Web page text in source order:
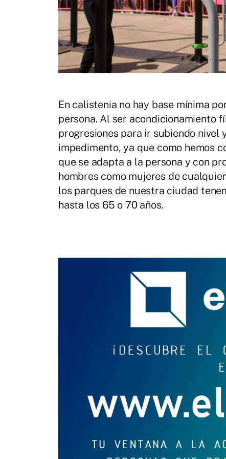
En calistenia no hay base mínima
persona. Al ser acondicionamiento
progresiones para ir subiendo nivel
impedimento, ya que como hemos
que se adapta a la persona y con
hombres como mujeres de
los parques de nuestra ciudad
hasta los 65 o 70 años.